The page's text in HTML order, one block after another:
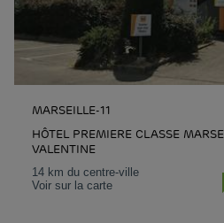
MARSEILLE-11
HÔTEL PREMIERE CLASSE
VALENTINE
14 km du centre-ville
Voir sur la carte